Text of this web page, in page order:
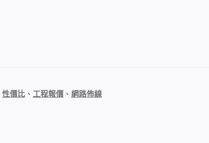
性價比、 工程報價、 網路佈線